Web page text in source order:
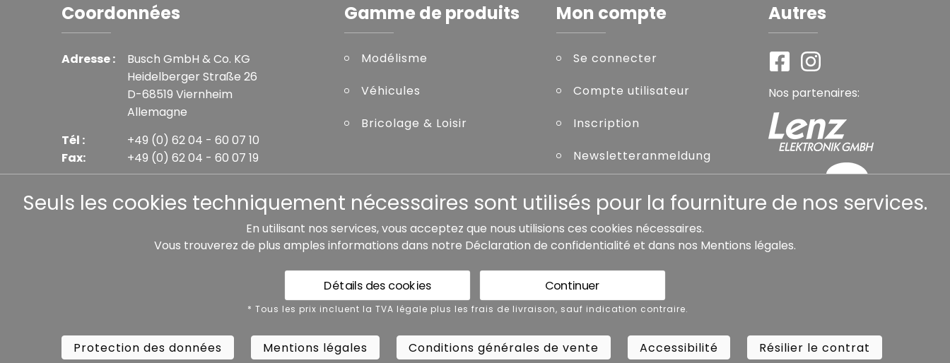
Coordonnées
Adresse :
Busch GmbH & Co. KG
Heidelberger Straße 26
D-68519 Viernheim
Allemagne
Tél :
Fax:
+49 (0) 62 04 - 60 07 10
+49 (0) 62 04 - 60 07 19
Gamme de produits
Modélisme
Véhicules
Bricolage & Loisir
Mon compte
Se connecter
Compte utilisateur
Inscription
Newsletteranmeldung
Autres
Nos partenaires:
* Tous les prix incluent la TVA légale plus les frais de livraison, sauf indication contraire.
Mentions légales Conditions générales de vente Accessibilité
Copyright ©Busch.
All Rights Reserved.
Seuls les cookies techniquement nécessaires sont utilisés pour la fourniture de nos services.
En utilisant nos services, vous acceptez que nous utilisions ces cookies nécessaires.
Vous trouverez de plus amples informations dans notre Déclaration de confidentialité et dans nos Mentions légales.
Détails des cookies Continuer
* Tous les prix incluent la TVA légale plus les frais de livraison, sauf indication contraire.
Protection des données Mentions légales Conditions générales de vente Accessibilité Résilier le contrat